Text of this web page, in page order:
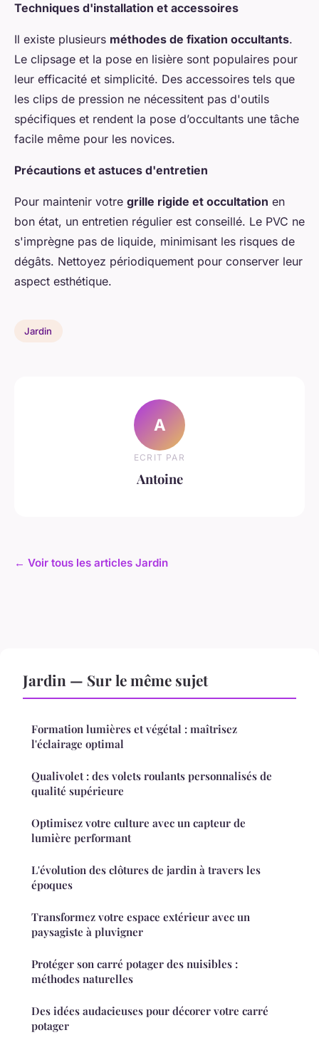
Techniques d'installation et accessoires
Il existe plusieurs méthodes de fixation occultants.
Le clipsage et la pose en lisière sont populaires pour
leur efficacité et simplicité. Des accessoires tels que
les clips de pression ne nécessitent pas d'outils
spécifiques et rendent la pose d’occultants une tâche
facile même pour les novices.
Précautions et astuces d'entretien
Pour maintenir votre grille rigide et occultation en
bon état, un entretien régulier est conseillé. Le PVC ne
s'imprègne pas de liquide, minimisant les risques de
dégâts. Nettoyez périodiquement pour conserver leur
aspect esthétique.
Jardin
A
ECRIT PAR
Antoine
← Voir tous les articles Jardin
Jardin — Sur le même sujet
Formation lumières et végétal : maîtrisez
l'éclairage optimal
Qualivolet : des volets roulants personnalisés de
qualité supérieure
Optimisez votre culture avec un capteur de
lumière performant
L'évolution des clôtures de jardin à travers les
époques
Transformez votre espace extérieur avec un
paysagiste à pluvigner
Protéger son carré potager des nuisibles :
méthodes naturelles
Des idées audacieuses pour décorer votre carré
potager